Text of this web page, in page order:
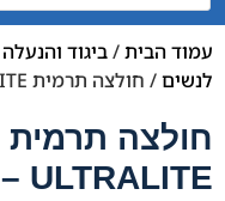
עמוד הבית/ביגוד והנעלה
לנשים/ חולצה תרמית Heat Holders ULTRALITE – נשים
ULTRALITE – נשים